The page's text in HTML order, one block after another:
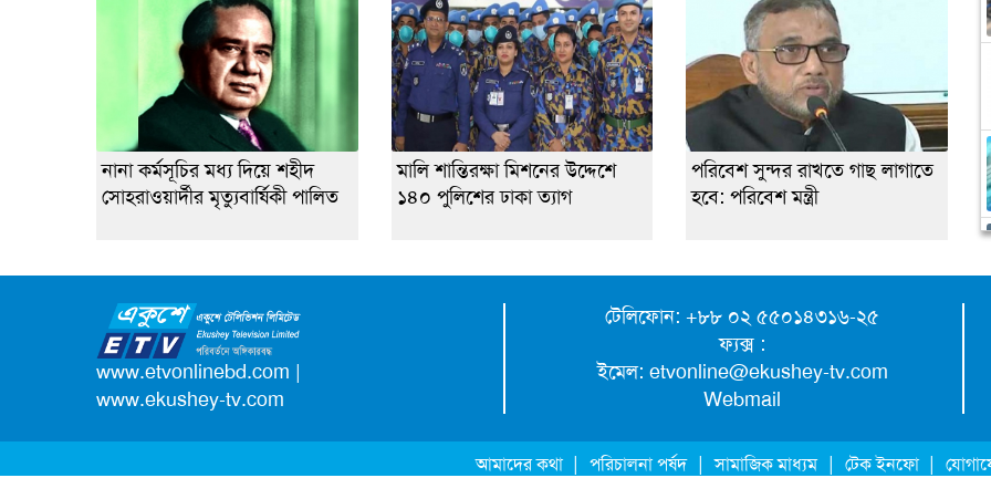
নানা কর্মসূচির মধ্য দিয়ে শহীদ
সোহরাওয়ার্দীর মৃত্যুবার্ষিকী পালিত
মালি শান্তিরক্ষা মিশনের উদ্দেশে
১৪০ পুলিশের ঢাকা ত্যাগ
পরিবেশ সুন্দর রাখতে গাছ লাগাতে
হবে: পরিবেশ মন্ত্রী
www.etvonlinebd.com |
www.ekushey-tv.com
টেলিফোন: +৮৮ ০২ ৫৫০১৪৩১৬-২৫
ফ্যক্স :
ইমেল: etvonline@ekushey-tv.com
Webmail
আমাদের কথা | পরিচালনা পর্ষদ | সামাজিক মাধ্যম | টেক ইনফো |